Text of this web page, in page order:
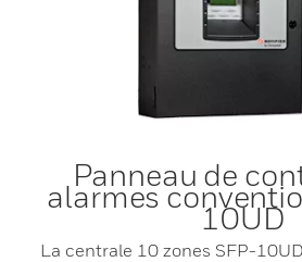
Panneau de
alarmes
10UD
La centrale 10 zones SFP-